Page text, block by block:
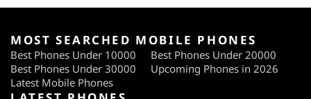
MOST SEARCHED MOBILE PHONES
Best Phones Under 10000
Best Phones Under 20000
Best Phones Under 30000
Upcoming Phones in 2026
Latest Mobile Phones